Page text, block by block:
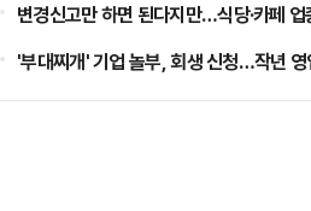
변경신고만 하면 된다지만…식당·카페 업
'부대찌개' 기업 놀부, 회생 신청…작년